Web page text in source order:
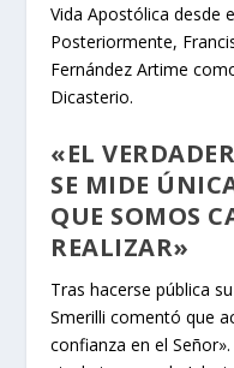
Vida Apostólica desde
Posteriormente,
Fernández Artime
Dicasterio.
«EL
SE MIDE
QUE SOMOS
REALIZAR»
Tras hacerse pública
Smerilli comentó que
confianza en el Señor».